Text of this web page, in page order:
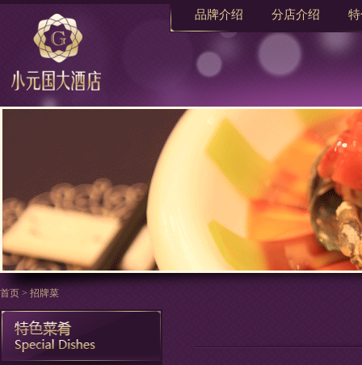
品牌介绍 分店介绍
首页 > 招牌菜